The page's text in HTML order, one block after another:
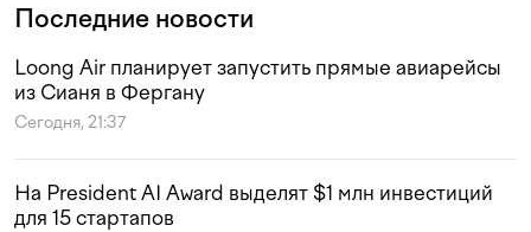
Последние новости
Loong Air планирует запустить прямые авиарейсы
из Сианя в Фергану
Сегодня, 21:37
На President AI Award выделят $1 млн инвестиций
для 15 стартапов